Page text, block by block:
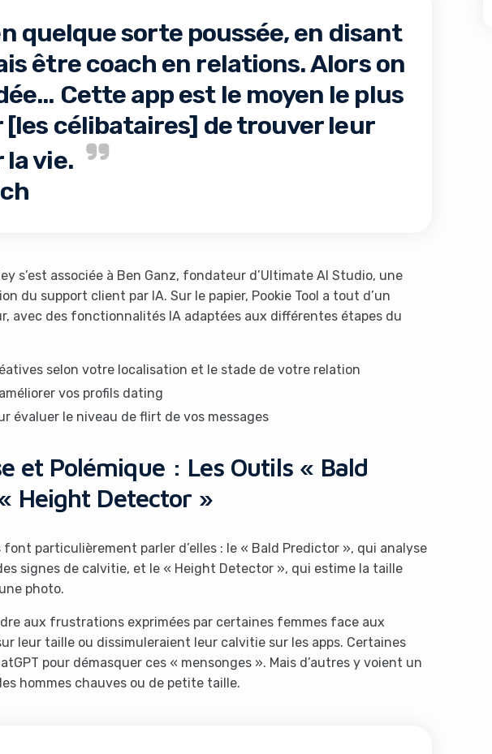
quelque sorte poussée, en disant
être coach en relations. Alors on
Cette app est le moyen le plus
[les célibataires] de trouver leur
la vie.
s’est associée à Ben Ganz, fondateur d’Ultimate AI Studio, une
du support client par IA. Sur le papier, Pookie Tool a tout d’un
avec des fonctionnalités IA adaptées aux différentes étapes du
selon votre localisation et le stade de votre relation
vos profils dating
évaluer le niveau de flirt de vos messages
et Polémique : Les Outils « Bald
Height Detector »
particulièrement parler d’elles : le « Bald Predictor », qui analyse
signes de calvitie, et le « Height Detector », qui estime la taille
photo.
aux frustrations exprimées par certaines femmes face aux
leur taille ou dissimuleraient leur calvitie sur les apps. Certaines
pour démasquer ces « mensonges ». Mais d’autres y voient un
hommes chauves ou de petite taille.
It looks like you're using an ad-
Yes, I will turn off Ad-Blocker